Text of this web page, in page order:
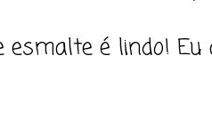
esmalte é lindo! Eu